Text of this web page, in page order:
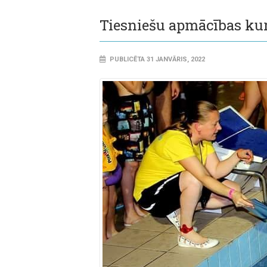
Tiesniešu apmācības
PUBLICĒTA 31 JANVĀRIS, 2022